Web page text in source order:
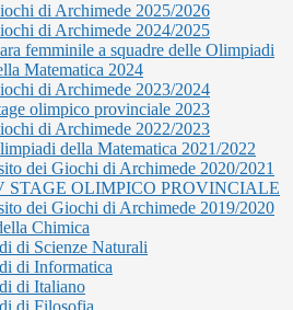
di Archimede 2025/2026
di Archimede 2024/2025
femminile a squadre delle Olimpiadi
Matematica 2024
di Archimede 2023/2024
olimpico provinciale 2023
di Archimede 2022/2023
della Matematica 2021/2022
dei Giochi di Archimede 2020/2021
STAGE OLIMPICO PROVINCIALE
dei Giochi di Archimede 2019/2020
Chimica
di Scienze Naturali
di Informatica
di Italiano